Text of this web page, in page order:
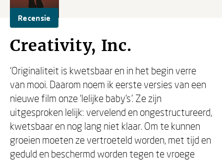
Recensie
Creativity, Inc.
‘Originaliteit is kwetsbaar en in het begin verre
van mooi. Daarom noem ik eerste versies van een
nieuwe film onze ‘lelijke baby’s’. Ze zijn
uitgesproken lelijk: vervelend en ongestructureerd,
kwetsbaar en nog lang niet klaar. Om te kunnen
groeien moeten ze vertroeteld worden, met tijd en
geduld en beschermd worden tegen te vroege